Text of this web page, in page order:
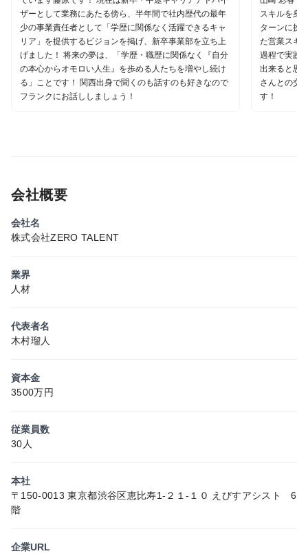
ザーとして業務にあたる傍ら、半年間で社内歴代の最年
少の事業責任者として「学歴に関係なく活躍できるキャ
リア」を提供するビジョンを掲げ、新卒事業部を立ち上
げました！ 将来の夢は、「学歴・職歴に関係なく『自分
の本心からオモロい人生』を歩める人たちを増やし続け
る」ことです！ 関西出身で聞くのも話すのも好きなので
フランクにお話ししましょう！
スキルを身
ターンに挑
た営業スキ
過程で実践
出来ると思
さんとの交
す！
会社概要
会社名
株式会社ZERO TALENT
業界
人材
代表者名
木村瑠人
資本金
3500万円
従業員数
30人
本社
〒150-0013 東京都渋谷区恵比寿1-２１-１０ えびすアシスト 6
階
企業URL